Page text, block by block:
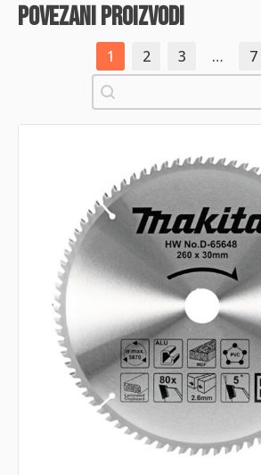
povezani proizvodi
1 2 3 … 7
Pretraži